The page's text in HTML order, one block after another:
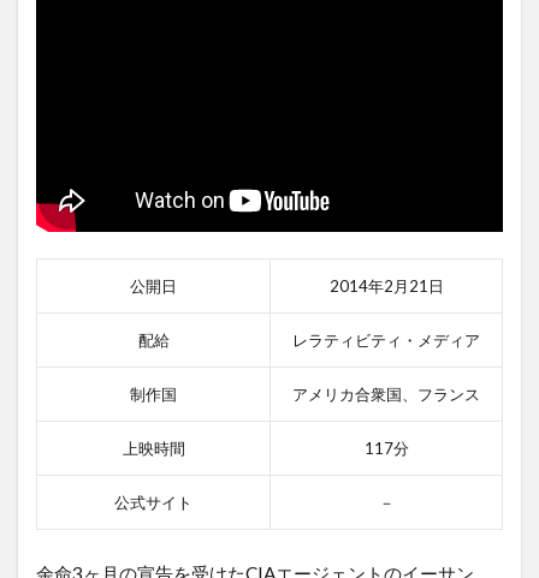
公開日 2014年2月21日
配給 レラティビティ・メディア
制作国 アメリカ合衆国、フランス
上映時間 117分
公式サイト －
余命3ヶ月の宣告を受けたCIAエージェントのイーサン